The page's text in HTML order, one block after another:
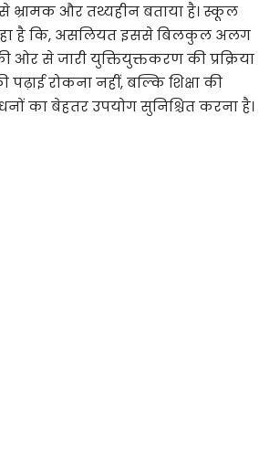
भ्रामक और तथ्यहीन बताया है। स्कूल
है कि, असलियत इससे बिलकुल अलग
ओर से जारी युक्तियुक्तकरण की प्रक्रिया
पढ़ाई रोकना नहीं, बल्कि शिक्षा की
का बेहतर उपयोग सुनिश्चित करना है।